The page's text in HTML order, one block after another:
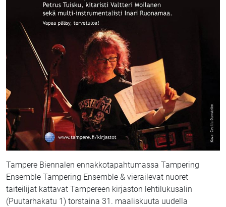
Tampere Biennalen ennakkotapahtumassa Tampering
Ensemble Tampering Ensemble & vierailevat nuoret
taiteilijat kattavat Tampereen kirjaston lehtilukusalin
(Puutarhakatu 1) torstaina 31. maaliskuuta uudella